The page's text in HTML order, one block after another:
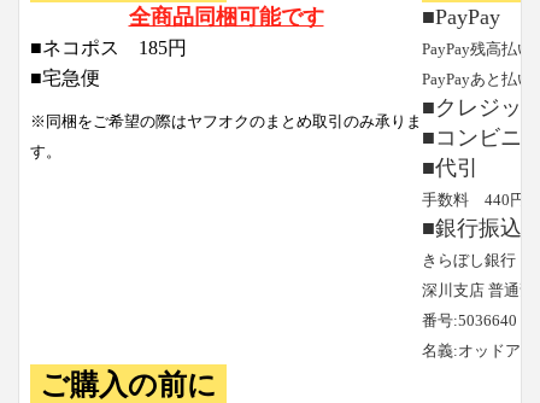
全商品同梱可能です
■ネコポス 185円
■宅急便
※同梱をご希望の際はヤフオクのまとめ取引のみ承りま
す。
■PayPay
PayPay残高払い
PayPayあと払い
■クレジッ
■コンビニ
■代引
手数料 440円と
■銀行振込
きらぼし銀行
深川支店 普通預
番号:5036640
名義:オッドア
ご購入の前に